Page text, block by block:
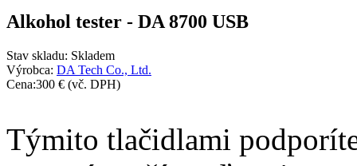
Alkohol tester - DA 8700 USB
Stav skladu: Skladem
Výrobca: DA Tech Co., Ltd.
Cena:300 € (vč. DPH)
Týmito tlačidlami